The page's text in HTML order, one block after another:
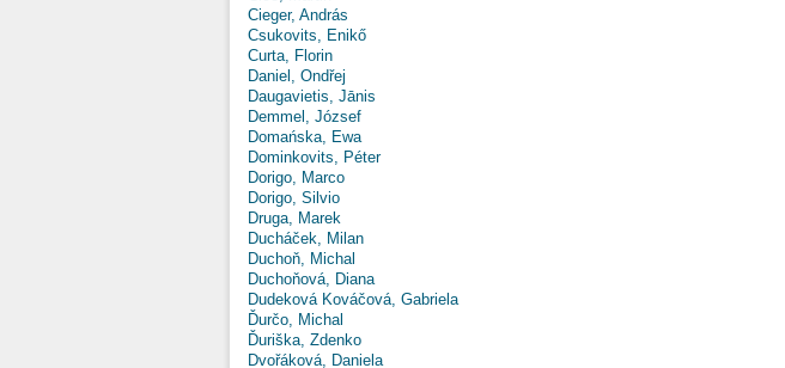
Cieger, András
Csukovits, Enikő
Curta, Florin
Daniel, Ondřej
Daugavietis, Jānis
Demmel, József
Domańska, Ewa
Dominkovits, Péter
Dorigo, Marco
Dorigo, Silvio
Druga, Marek
Ducháček, Milan
Duchoň, Michal
Duchoňová, Diana
Dudeková Kováčová, Gabriela
Ďurčo, Michal
Ďuriška, Zdenko
Dvořáková, Daniela